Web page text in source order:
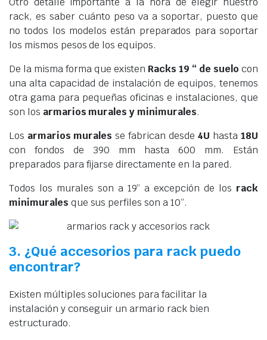
rack, es saber cuánto peso va a soportar, puesto que
no todos los modelos están preparados para soportar
los mismos pesos de los equipos.
De la misma forma que existen Racks 19 “ de suelo con
una alta capacidad de instalación de equipos, tenemos
otra gama para pequeñas oficinas e instalaciones, que
son los armarios murales y minimurales.
Los armarios murales se fabrican desde 4U hasta 18U
con fondos de 390 mm hasta 600 mm. Están
preparados para fijarse directamente en la pared.
Todos los murales son a 19” a excepción de los rack
minimurales que sus perfiles son a 10”.
3. ¿Qué accesorios para rack puedo
encontrar?
Existen múltiples soluciones para facilitar la
instalación y conseguir un armario rack bien
estructurado.